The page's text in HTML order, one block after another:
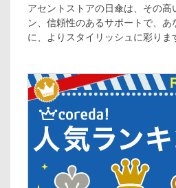
アセントストアの日傘は、その高
ン、信頼性のあるサポートで、あ
に、よりスタイリッシュに彩りま